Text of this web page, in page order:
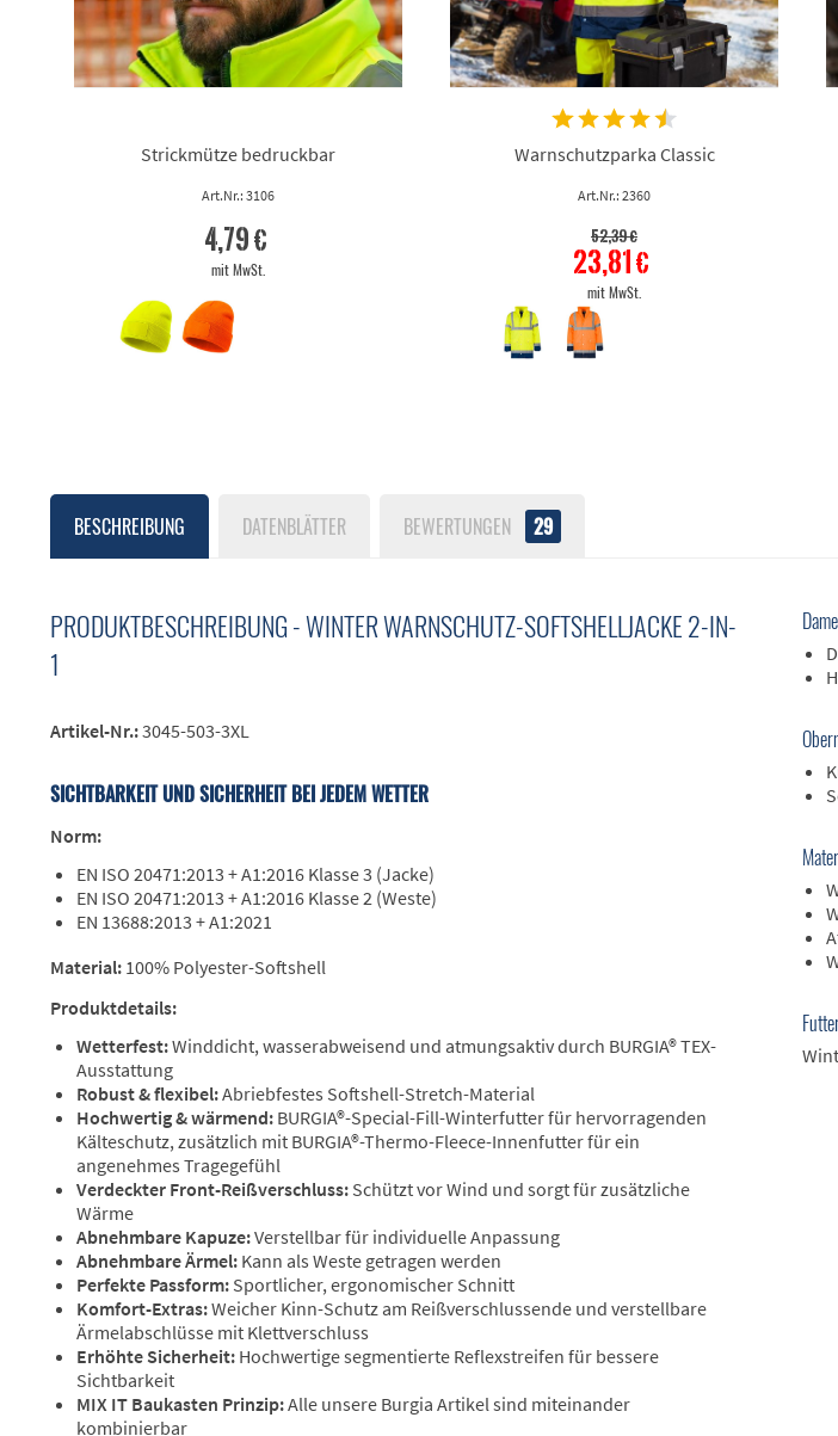
Strickmütze bedruckbar
Art.Nr.: 3106
4,79 €
mit MwSt.
Warnschutzparka Classic
Art.Nr.: 2360
52,39 €
23,81 €
mit MwSt.
BESCHREIBUNG DATENBLÄTTER BEWERTUNGEN 29
PRODUKTBESCHREIBUNG - WINTER WARNSCHUTZ-SOFTSHELLJACKE 2-IN-
1
Artikel-Nr.:3045-503-3XL
SICHTBARKEIT UND SICHERHEIT BEI JEDEM WETTER
Norm:
EN ISO 20471:2013 + A1:2016 Klasse 3 (Jacke)
EN ISO 20471:2013 + A1:2016 Klasse 2 (Weste)
EN 13688:2013 + A1:2021
Material: 100% Polyester-Softshell
Produktdetails:
Wetterfest:Winddicht, wasserabweisend und atmungsaktiv durch BURGIA® TEX-
Ausstattung
Robust & flexibel:Abriebfestes Softshell-Stretch-Material
Hochwertig & wärmend: BURGIA®-Special-Fill-Winterfutter für hervorragenden
Kälteschutz, zusätzlich mit BURGIA®-Thermo-Fleece-Innenfutter für ein
angenehmes Tragegefühl
Verdeckter Front-Reißverschluss: Schützt vor Wind und sorgt für zusätzliche
Wärme
Abnehmbare Kapuze:Verstellbar für individuelle Anpassung
Abnehmbare Ärmel: Kann als Weste getragen werden
Perfekte Passform: Sportlicher, ergonomischer Schnitt
Komfort-Extras:Weicher Kinn-Schutz am Reißverschlussende und verstellbare
Ärmelabschlüsse mit Klettverschluss
Erhöhte Sicherheit: Hochwertige segmentierte Reflexstreifen für bessere
Sichtbarkeit
MIX IT Baukasten Prinzip:Alle unsere Burgia Artikel sind miteinander
kombinierbar